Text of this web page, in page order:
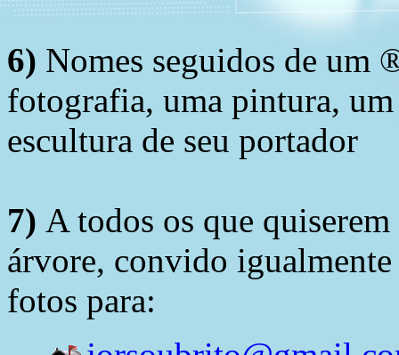
6) Nomes seguidos de um
fotografia, uma pintura,
escultura de seu portador
7) A todos os que
árvore, convido
fotos para: